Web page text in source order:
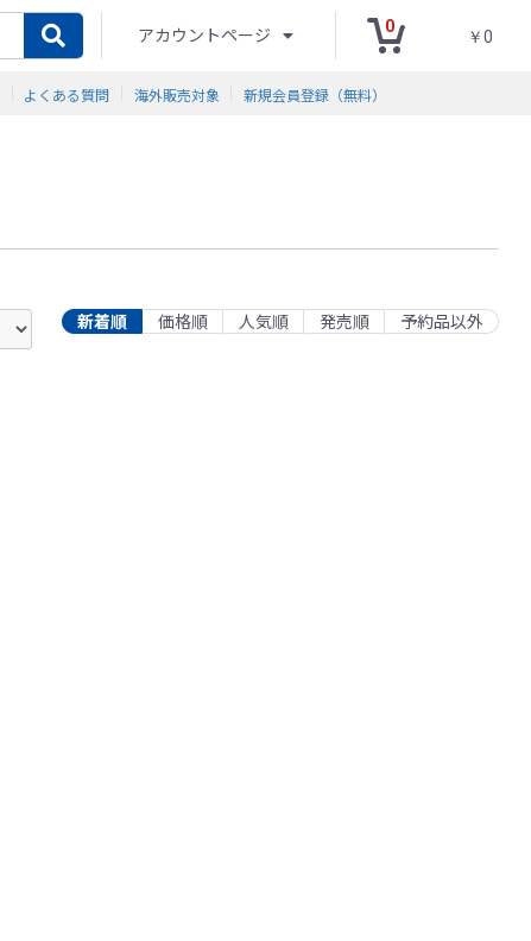
アカウントページ 0
￥0
よくある質問 海外販売対象 新規会員登録（無料）
新着順 価格順 人気順 発売順 予約品以外